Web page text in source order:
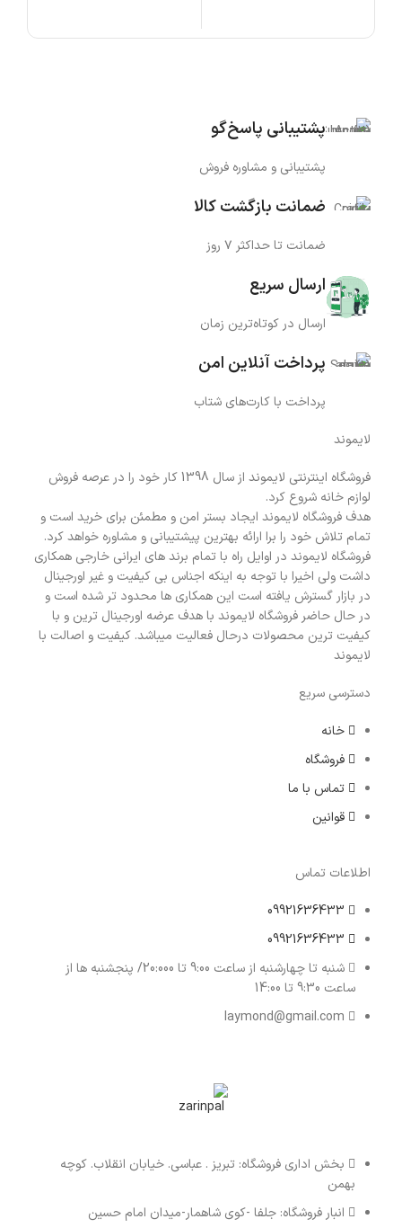
پرداخت آنلاین امن
پرداخت با کارت‌های شتاب
ارسال سریع
ارسال در کوتاه‌ترین زمان
ضمانت بازگشت کالا
ضمانت تا حداکثر ۷ روز
پشتیبانی پاسخ‌گو
پشتیبانی و مشاوره فروش
لایموند
فروشگاه اینترنتی لایموند از سال 1398 کار خود را در عرصه فروش
لوازم خانه شروع کرد.
هدف فروشگاه لایموند ایجاد بستر امن و مطمئن برای خرید است و
تمام تلاش خود را برا ارائه بهترین پیشتیبانی و مشاوره خواهد کرد.
فروشگاه لایموند در اوایل راه با تمام برند های ایرانی خارجی همکاری
داشت ولی اخیرا با توجه به اینکه اجناس بی کیفیت و غیر اورجینال
در بازار گسترش یافته است این همکاری ها محدود تر شده است و
در حال حاضر فروشگاه لایموند با هدف عرضه اورجینال ترین و با
کیفیت ترین محصولات درحال فعالیت میباشد. کیفیت و اصالت با
لایموند
دسترسی سریع
خانه
فروشگاه
تماس با ما
قوانین
اطلاعات تماس
09921636433
09921636433
شنبه تا چهارشنبه از ساعت 9:00 تا 20:000/ پنجشنبه ها از
ساعت 9:30 تا 14:00
laymond@gmail.com
بخش اداری فروشگاه: تبریز . عباسی. خیابان انقلاب. کوچه
بهمن
انبار فروشگاه: جلفا -کوی شاهمار-میدان امام حسین